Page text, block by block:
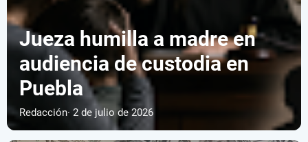
Jueza humilla a madre en
audiencia de custodia en
Puebla
Redacción· 2 de julio de 2026